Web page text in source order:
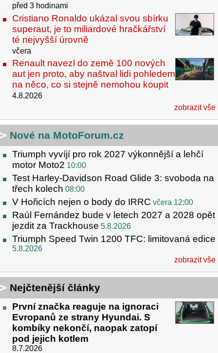
před 3 hodinami
Cristiano Ronaldo ukázal svou sbírku
superaut, je to miliardové hračkářství
té nejvyšší úrovně
včera
Renault navezl do země 100 nových
aut jen proto, aby naštval lidi pohledem
na něco, co si stejně nemohou koupit
4.8.2026
zobrazit vše
Nové na MotoForum.cz
Triumph vyvíjí pro rok 2027 výkonnější a lehčí
motor Moto2 10:00
Test Harley-Davidson Road Glide 3: svoboda na
třech kolech 08:00
V Hořicích nejen o body do IRRC včera 12:00
Raúl Fernández bude v letech 2027 a 2028 opět
jezdit za Trackhouse 5.8.2026
Triumph Speed Twin 1200 TFC: limitovaná edice
5.8.2026
zobrazit vše
Nejčtenější články
První značka reaguje na ignoraci
Evropanů ze strany Hyundai. S
kombíky nekončí, naopak zatopí
pod jejich kotlem
8.7.2026